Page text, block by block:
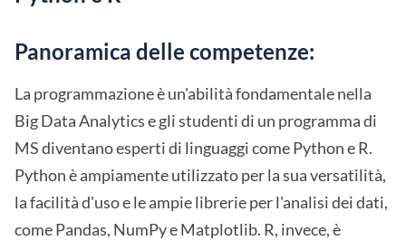
Panoramica delle competenze:
La programmazione è un'abilità fondamentale nella
Big Data Analytics e gli studenti di un programma di
MS diventano esperti di linguaggi come Python e R.
Python è ampiamente utilizzato per la sua versatilità,
la facilità d'uso e le ampie librerie per l'analisi dei dati,
come Pandas, NumPy e Matplotlib. R, invece, è